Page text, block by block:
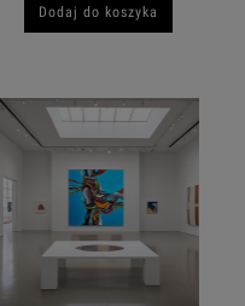
Dodaj do koszyka